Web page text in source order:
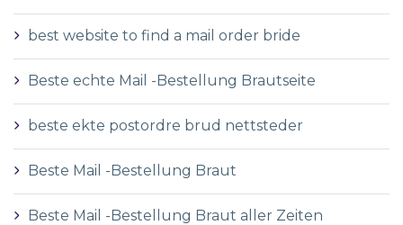
best website to find a mail order bride
Beste echte Mail -Bestellung Brautseite
beste ekte postordre brud nettsteder
Beste Mail -Bestellung Braut
Beste Mail -Bestellung Braut aller Zeiten